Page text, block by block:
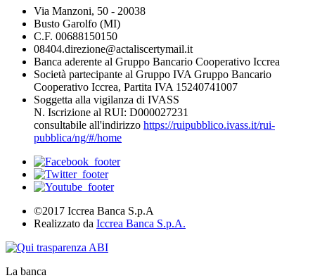
Via Manzoni, 50 - 20038
Busto Garolfo (MI)
C.F. 00688150150
08404.direzione@actaliscertymail.it
Banca aderente al Gruppo Bancario Cooperativo Iccrea
Società partecipante al Gruppo IVA Gruppo Bancario
Cooperativo Iccrea, Partita IVA 15240741007
Soggetta alla vigilanza di IVASS
N. Iscrizione al RUI: D000027231
consultabile all'indirizzo https://ruipubblico.ivass.it/rui-
pubblica/ng/#/home
©2017 Iccrea Banca S.p.A
Realizzato da Iccrea Banca S.p.A.
La banca